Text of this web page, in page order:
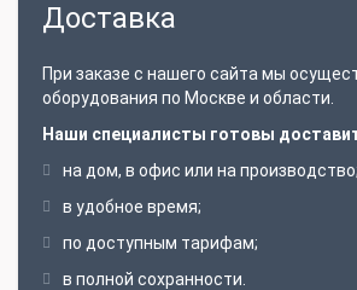
Доставка
При заказе с нашего сайта мы
оборудования по Москве и области.
Наши специалисты готовы
на дом, в офис или на производство;
в удобное время;
по доступным тарифам;
в полной сохранности.